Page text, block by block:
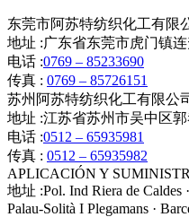
东莞市阿苏特纺织化工有限
地址 :广东省东莞市虎门镇
电话 :0769 – 85233690
传真 : 0769 – 85726151
苏州阿苏特纺织化工有限公
地址 :江苏省苏州市吴中区
电话 :0512 – 65935981
传真 : 0512 – 65935982
APLICACIÓN Y
地址 :Pol. Ind Riera de Caldes
Palau-Solità I Plegamans ·